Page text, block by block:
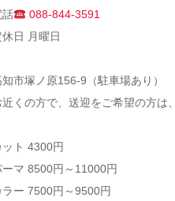
話
088-844-3591
休日 月曜日
知市塚ノ原156-9（駐車場あり）
近くの方で、送迎をご希望の方は
ット 4300円
ーマ 8500円～11000円
ラー 7500円～9500円